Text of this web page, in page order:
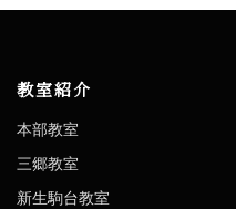
教室紹介
本部教室
三郷教室
新生駒台教室